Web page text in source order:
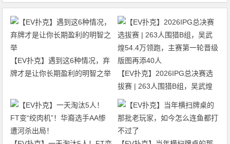
【EV扑克】遇到这6种情况，弃
牌才是让你长期盈利的明智之举
【EV扑克】2026IPG总决赛选
拔赛 | 263人围猎B组，吴武煌
54.4万领跑，主赛第一轮晋级版